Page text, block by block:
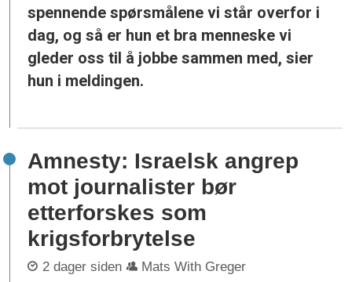
spennende spørsmålene vi står overfor i
dag, og så er hun et bra menneske vi
gleder oss til å jobbe sammen med, sier
hun i meldingen.
Amnesty: Israelsk angrep
mot journalister bør
etterforskes som
krigsforbrytelse
2 dager siden Mats With Greger